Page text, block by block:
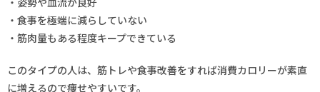
・食事を極端に減らしていない
・筋肉量もある程度キープできている
このタイプの人は、筋トレや食事改善をすれば消費カロリーが素直
に増えるので痩せやすいです。